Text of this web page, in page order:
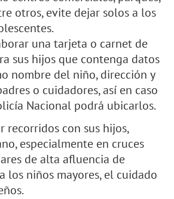
otros, evite dejar solos a los
una tarjeta o carnet de
sus hijos que contenga datos
nombre del niño, dirección y
o cuidadores, así en caso
Nacional podrá ubicarlos.
recorridos con sus hijos,
especialmente en cruces
de alta afluencia de
los niños mayores, el cuidado